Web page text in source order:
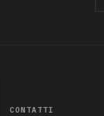
CONTATTI